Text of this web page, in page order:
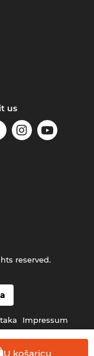
U košaricu
us
Impressum
reserved.